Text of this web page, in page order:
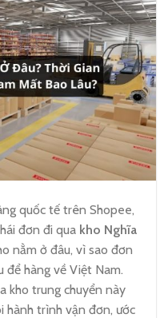
quốc tế trên Shopee,
đơn đi qua kho Nghĩa
nằm ở đâu, vì sao đơn
để hàng về Việt Nam.
kho trung chuyển này
hành trình vận đơn, ước